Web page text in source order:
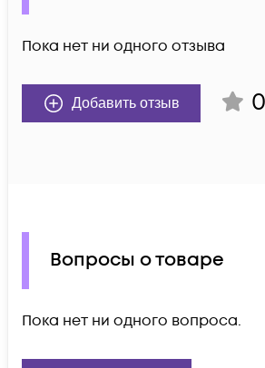
Пока нет ни одного отзыва
Добавить отзыв 0
Вопросы о товаре
Пока нет ни одного вопроса.